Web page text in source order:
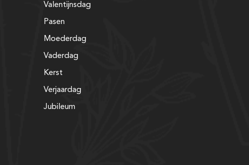
Valentijnsdag
Pasen
Moederdag
Vaderdag
Kerst
Verjaardag
Jubileum